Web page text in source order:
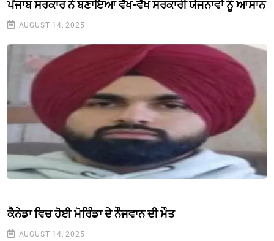
ਪੰਜਾਬ ਸਰਕਾਰ ਨੇ ਬਣਾਇਆ ਵੱਖ-ਵੱਖ ਸਰਕਾਰੀ ਯੋਜਨਾਵਾਂ ਨੂੰ ਆਸਾਨ
AUGUST 14, 2025
ਕੈਨੇਡਾ ਵਿਚ ਹੋਈ ਮੋਰਿੰਡਾ ਦੇ ਨੌਜਵਾਨ ਦੀ ਮੌਤ
AUGUST 14, 2025